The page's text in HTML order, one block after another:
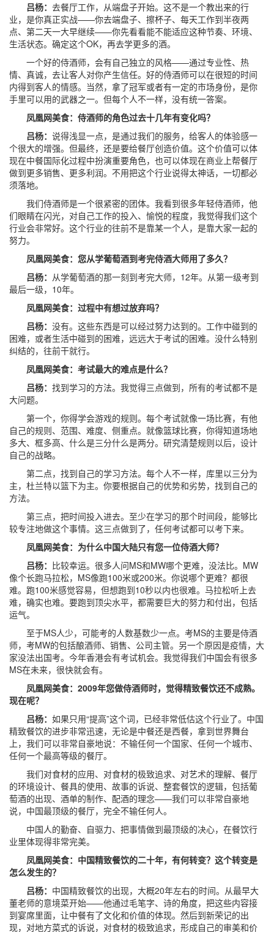
吕杨： 去餐厅工作，从端盘子开始。这不是一个教出来的行
业，是你真正实战——你去端盘子、擦杯子、每天工作到半夜两
点、第二天一大早继续——你先看看能不能适应这种节奏、环境、
生活状态。确定这个OK，再去学更多的酒。
一个好的侍酒师，会有自己独立的风格——通过专业性、热
情、真诚，去让客人对你产生信任。好的侍酒师可以在很短的时间
内得到客人的情感。当然，拿了冠军或者有一定的市场身份，是你
手里可以用的武器之一。但每个人不一样，没有统一答案。
凤凰网美食：侍酒师的角色过去十几年有变化吗？
吕杨： 说得浅显一点，是通过我们的服务，给客人的体验感一
个很大的增强。但最终，还是要给餐厅创造价值。这个价值可以体
现在中餐国际化过程中扮演重要角色，也可以体现在商业上帮餐厅
做到更多销售、更多利润。不用把这个行业说得太神话，一切都必
须落地。
我们侍酒师是一个很紧密的团体。我看到很多年轻侍酒师，他
们眼睛在闪光，对自己工作的投入、愉悦的程度，我觉得我们这个
行业会非常好。这个行业的往前不是靠某一个人，是靠大家一起的
努力。
凤凰网美食：您从学葡萄酒到考完侍酒大师用了多久？
吕杨： 从学葡萄酒的那一刻到考完大师，12年。从第一级考到
最后一级，10年。
凤凰网美食：过程中有想过放弃吗？
吕杨： 没有。这些东西是可以经过努力达到的。工作中碰到的
困难，或者生活中碰到的困难，远远大于考试的困难。没什么特别
纠结的，往前干就行。
凤凰网美食：考试最大的难点是什么？
吕杨： 找到学习的方法。我觉得三点做到，所有的考试都不是
大问题。
第一个，你得学会游戏的规则。每个考试就像一场比赛，有他
自己的规则、范围、难度、侧重点。就像篮球比赛，你得知道场地
多大、框多高、什么是三分什么是两分。研究清楚规则以后，设计
自己的战略。
第二点，找到自己的学习方法。每个人不一样，库里以三分为
主，杜兰特以篮下为主。你要根据自己的优势和劣势，找到自己的
方法。
第三点，把时间投入进去。至少在学习的那个时间段，能够比
较专注地做这个事情。这三点做到了，任何考试都可以考下来。
凤凰网美食：为什么中国大陆只有您一位侍酒大师？
吕杨： 比较幸运。很多人问MS和MW哪个更难，没法比。MW
像个长跑马拉松，MS像跑100米或200米。你说哪个更难？都很
难。跑100米感觉容易，但想跑到10秒以内也很难。马拉松听上去
难，确实也难。要跑到顶尖水平，都需要巨大的努力和付出，包括
运气。
至于MS人少，可能考的人数基数少一点。考MS的主要是侍酒
师，考MW的包括酿酒师、销售、公司主管。另一个原因是疫情，大
家没法出国考。今年香港会有考试机会。我觉得我们中国会有很多
MS在未来，很快就会有。
凤凰网美食：2009年您做侍酒师时，觉得精致餐饮还不成熟。
现在呢？
吕杨： 如果只用“提高”这个词，已经非常低估这个行业了。中国
精致餐饮的进步非常迅速，无论是中餐还是西餐，拿到世界舞台
上，我们可以非常自豪地说：不输任何一个国家、任何一个城市、
任何一个最高等级的餐厅。
我们对食材的应用、对食材的极致追求、对艺术的理解、餐厅
的环境设计、餐具的使用、故事的诉说、整套餐饮的逻辑，包括葡
萄酒的出现、酒单的制作、配酒的理念——我们可以非常自豪地
说，中国最顶级的餐厅，完全不输任何人。
中国人的勤奋、自驱力、把事情做到最顶级的决心，在餐饮行
业里体现得非常完美。
凤凰网美食：中国精致餐饮的二十年，有何转变？这个转变是
怎么发生的？
吕杨： 中国精致餐饮的出现，大概20年左右的时间。从最早大
董老师的意境菜开始——他通过毛笔字、诗的角度，把这些内容接
到宴席里面，让中餐有了文化和价值的体现。然后到新荣记的出
现，对地方菜式的诉说，对食材的极致追求，形成自己的审美和价